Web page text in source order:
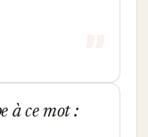
à ce mot :